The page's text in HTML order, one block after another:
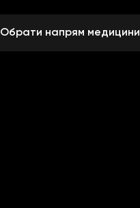
Обрати напрям медицини
searching can help.